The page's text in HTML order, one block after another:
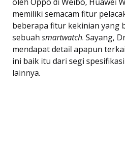
memiliki semacam fitur
beberapa fitur kekinian yang
sebuah smartwatch. Sayang,
mendapat detail apapun
ini baik itu dari segi
lainnya.